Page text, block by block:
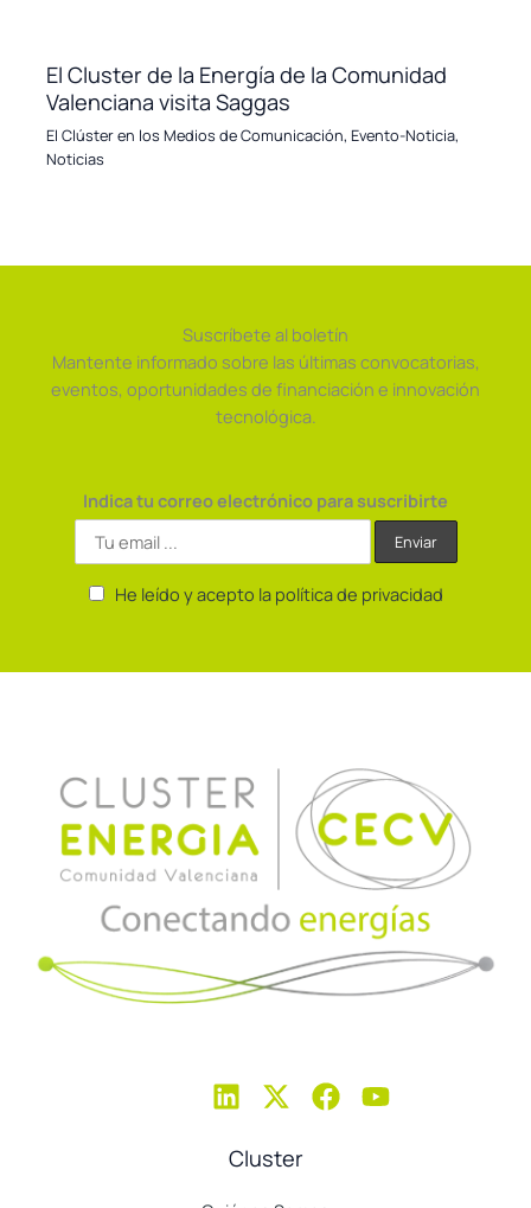
El Cluster de la Energía de la Comunidad
Valenciana visita Saggas
El Clúster en los Medios de Comunicación,Evento-Noticia,
Noticias
Suscríbete al boletín
Mantente informado sobre las últimas convocatorias,
eventos, oportunidades de financiación e innovación
tecnológica.
Indica tu correo electrónico para suscribirte
He leído y acepto la política de privacidad
Cluster